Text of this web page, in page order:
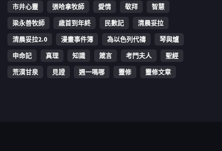
市井心靈
張哈拿牧師 愛情 敬拜
智慧
梁永善牧師
歳首到年終 民數記
清晨妥拉
清晨妥拉2.0
漫畫事件簿 為以色列代禱
琴與爐
申命記
真理 知識 箴言 考門夫人
聖經
荒漠甘泉
見證 週一嗎哪 靈修 靈修文章